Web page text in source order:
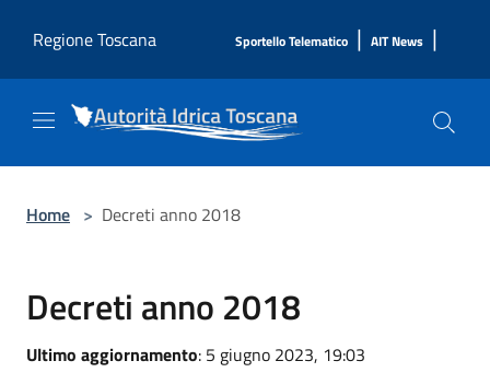
Regione Toscana
Sportello Telematico | AIT News |
Home > Decreti anno 2018
Decreti anno 2018
Ultimo aggiornamento: 5 giugno 2023, 19:03